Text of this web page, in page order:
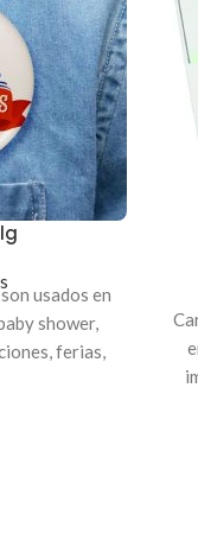
usados en
shower,
ferias,